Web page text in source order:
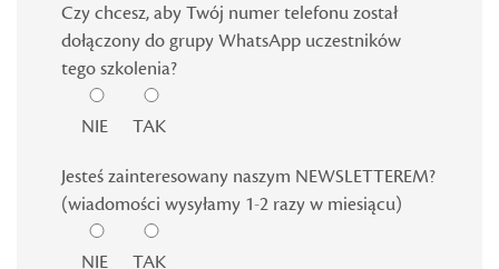
Czy chcesz, aby Twój numer telefonu został
dołączony do grupy WhatsApp uczestników
tego szkolenia?
NIE TAK
Jesteś zainteresowany naszym NEWSLETTEREM?
(wiadomości wysyłamy 1-2 razy w miesiącu)
NIE TAK